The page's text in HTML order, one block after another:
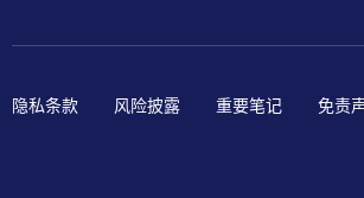
隐私条款 风险披露 重要笔记 免责